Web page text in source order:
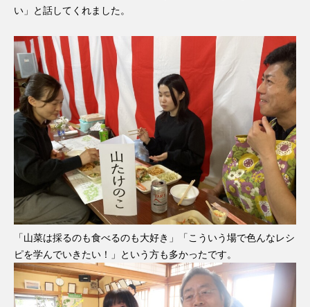
い」と話してくれました。
「山菜は採るのも食べるのも大好き」「こういう場で色んなレシ
ピを学んでいきたい！」という方も多かったです。